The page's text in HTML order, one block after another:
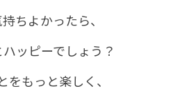
ちよかったら、
ッピーでしょう？
をもっと楽しく、